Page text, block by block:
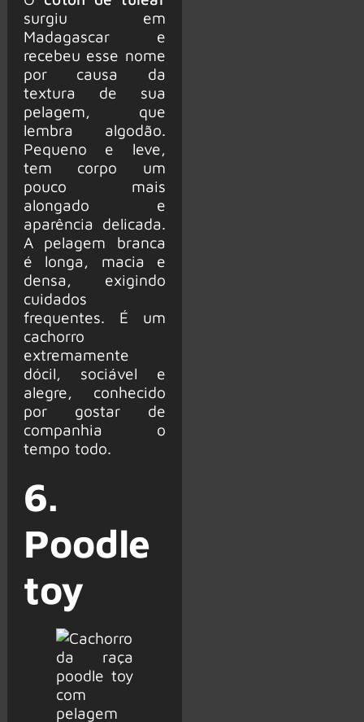
surgiu em
Madagascar e
recebeu esse nome
por causa da
textura de sua
pelagem, que
lembra algodão.
Pequeno e leve,
tem corpo um
pouco mais
alongado e
aparência delicada.
A pelagem branca
é longa, macia e
densa, exigindo
cuidados
frequentes. É um
cachorro
extremamente
dócil, sociável e
alegre, conhecido
por gostar de
companhia o
tempo todo.
6.
Poodle
toy